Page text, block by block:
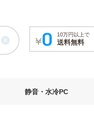
10万円以上で
送料無料
静音・水冷PC